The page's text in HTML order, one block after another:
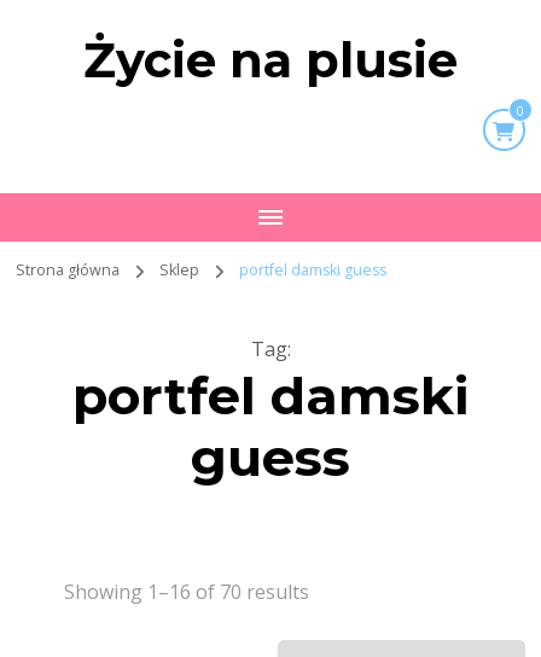
Życie na plusie
0
Strona główna Sklep portfel damski guess
Tag:
portfel damski
guess
Showing 1–16 of 70 results